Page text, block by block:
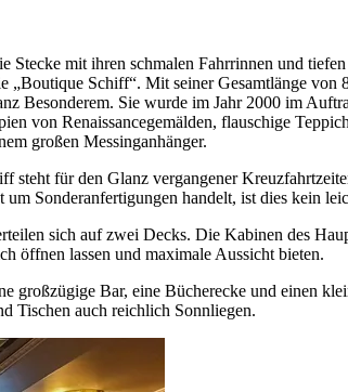
Stecke mit ihren schmalen Fahrrinnen und
Schiff“. Mit seiner Gesamtlänge von
Sie wurde im Jahr 2000 im
von Renaissancegemälden, flauschige
großen Messinganhänger.
für den Glanz vergangener
Sonderanfertigungen handelt, ist dies kein
sich auf zwei Decks. Die Kabinen des
öffnen lassen und maximale Aussicht bieten.
großzügige Bar, eine Bücherecke und einen
Tischen auch reichlich Sonnliegen.